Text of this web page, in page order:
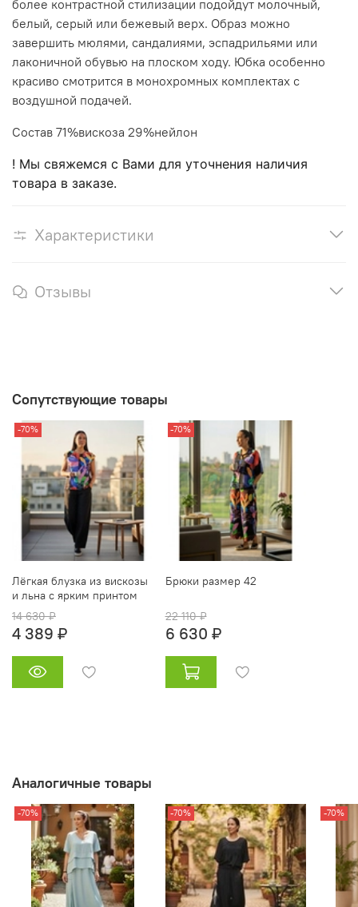
более контрастной стилизации подойдут молочный,
белый, серый или бежевый верх. Образ можно
завершить мюлями, сандалиями, эспадрильями или
лаконичной обувью на плоском ходу. Юбка особенно
красиво смотрится в монохромных комплектах с
воздушной подачей.
Состав 71%вискоза 29%нейлон
! Мы свяжемся с Вами для уточнения наличия
товара в заказе.
Характеристики
Отзывы
Сопутствующие товары
-70%
Лёгкая блузка из вискозы
и льна с ярким принтом
14 630 ₽
4 389 ₽
-70%
Брюки размер 42
22 110 ₽
6 630 ₽
Аналогичные товары
-70% -70% -70%